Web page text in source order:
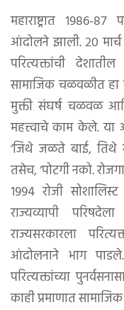
महाराष्ट्रात १९८६-८७
आंदोलने झाली. २०
परित्यक्तांची
सामाजिक चळवळीत हा
मुक्ती संघर्ष चळवळ
महत्त्वाचे काम केले. या
‘जिथे जळते बाई, तिथे
तसेच, ‘पोटगी नको.
१९९४ रोजी
राज्यव्यापी
राज्यसरकारला
आंदोलनाने भाग
परित्यक्तांच्या
काही प्रमाणात